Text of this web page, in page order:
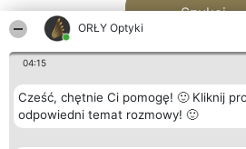
ORŁY Optyki
04:15
Cześć, chętnie Ci pomogę! 🙂 Kliknij
odpowiedni temat rozmowy! 🙂
Szukaj
Organizator plebiscytu Plebiscyt